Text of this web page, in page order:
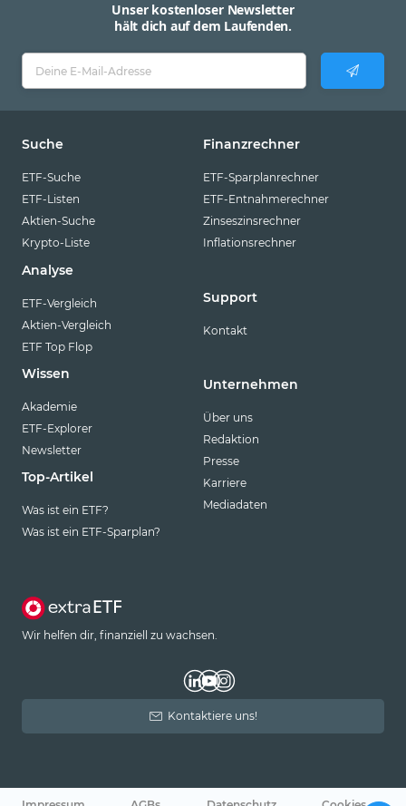
Unser kostenloser Newsletter
hält dich auf dem Laufenden.
Suche
ETF-Suche
ETF-Listen
Aktien-Suche
Krypto-Liste
Analyse
ETF-Vergleich
Aktien-Vergleich
ETF Top Flop
Wissen
Akademie
ETF-Explorer
Newsletter
Top-Artikel
Was ist ein ETF?
Was ist ein ETF-Sparplan?
Finanzrechner
ETF-Sparplanrechner
ETF-Entnahmerechner
Zinseszinsrechner
Inflationsrechner
Support
Kontakt
Unternehmen
Über uns
Redaktion
Presse
Karriere
Mediadaten
Wir helfen dir, finanziell zu wachsen.
Kontaktiere uns!